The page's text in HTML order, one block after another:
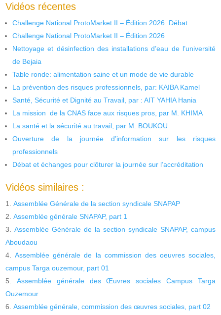
Vidéos récentes
Challenge National ProtoMarket II – Édition 2026. Débat
Challenge National ProtoMarket II – Édition 2026
Nettoyage et désinfection des installations d’eau de l’université
de Bejaia
Table ronde: alimentation saine et un mode de vie durable
La prévention des risques professionnels, par: KAIBA Kamel
Santé, Sécurité et Dignité au Travail, par : AIT YAHIA Hania
La mission de la CNAS face aux risques pros, par M. KHIMA
La santé et la sécurité au travail, par M. BOUKOU
Ouverture de la journée d’information sur les risques
professionnels
Débat et échanges pour clôturer la journée sur l’accréditation
Vidéos similaires :
Assemblée Générale de la section syndicale SNAPAP
Assemblée générale SNAPAP, part 1
Assemblée Générale de la section syndicale SNAPAP, campus
Aboudaou
Assemblée générale de la commission des oeuvres sociales,
campus Targa ouzemour, part 01
Assemblée générale des Œuvres sociales Campus Targa
Ouzemour
Assemblée générale, commission des œuvres sociales, part 02